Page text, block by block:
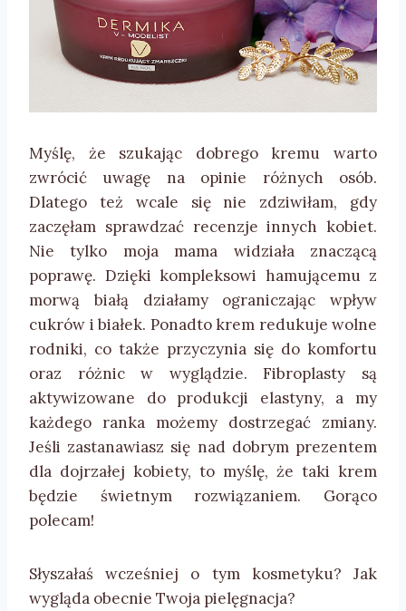
Myślę, że szukając dobrego kremu warto
zwrócić uwagę na opinie różnych osób.
Dlatego też wcale się nie zdziwiłam, gdy
zaczęłam sprawdzać recenzje innych kobiet.
Nie tylko moja mama widziała znaczącą
poprawę. Dzięki kompleksowi hamującemu z
morwą białą działamy ograniczając wpływ
cukrów i białek. Ponadto krem redukuje wolne
rodniki, co także przyczynia się do komfortu
oraz różnic w wyglądzie. Fibroplasty są
aktywizowane do produkcji elastyny, a my
każdego ranka możemy dostrzegać zmiany.
Jeśli zastanawiasz się nad dobrym prezentem
dla dojrzałej kobiety, to myślę, że taki krem
będzie świetnym rozwiązaniem. Gorąco
polecam!
Słyszałaś wcześniej o tym kosmetyku? Jak
wygląda obecnie Twoja pielęgnacja?